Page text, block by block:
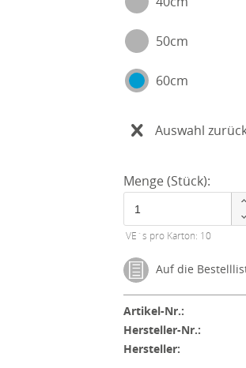
50cm
60cm
Auswahl
Menge (Stück):
VE´s pro Karton: 10
Auf die
Artikel-Nr.:
Hersteller-Nr.:
Hersteller: